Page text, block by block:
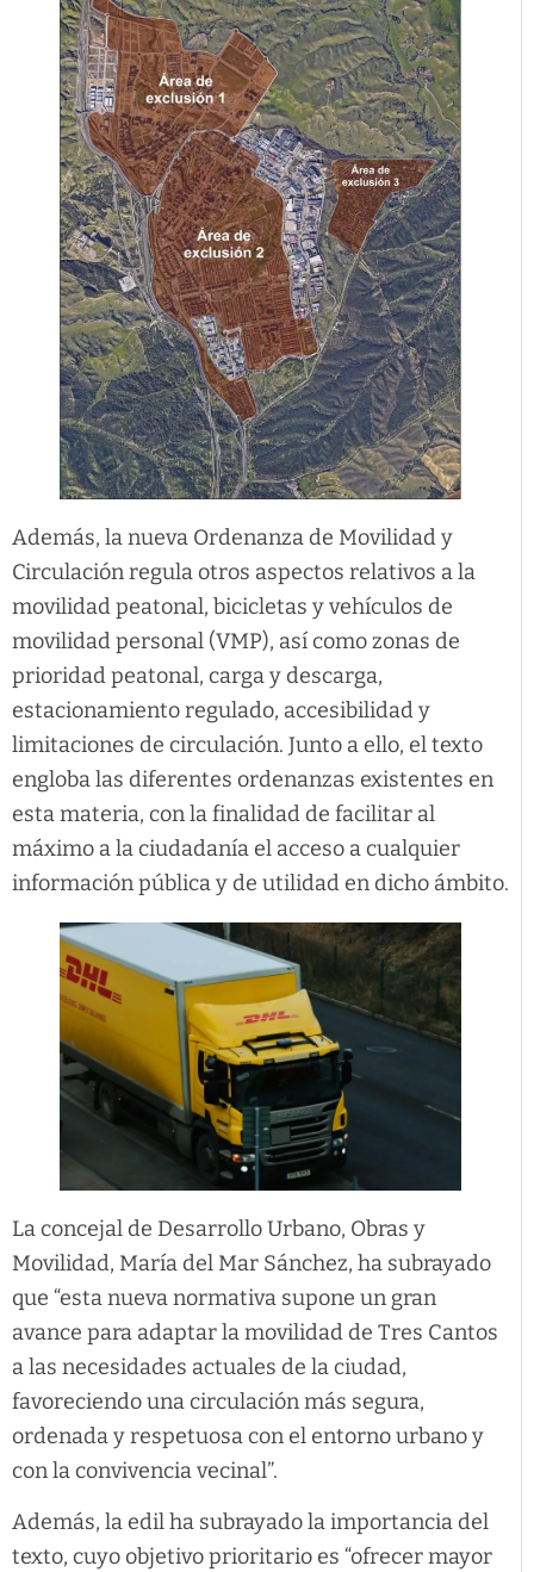
Además, la nueva Ordenanza de Movilidad y
Circulación regula otros aspectos relativos a la
movilidad peatonal, bicicletas y vehículos de
movilidad personal (VMP), así como zonas de
prioridad peatonal, carga y descarga,
estacionamiento regulado, accesibilidad y
limitaciones de circulación. Junto a ello, el texto
engloba las diferentes ordenanzas existentes en
esta materia, con la finalidad de facilitar al
máximo a la ciudadanía el acceso a cualquier
información pública y de utilidad en dicho ámbito.
La concejal de Desarrollo Urbano, Obras y
Movilidad, María del Mar Sánchez, ha subrayado
que “esta nueva normativa supone un gran
avance para adaptar la movilidad de Tres Cantos
a las necesidades actuales de la ciudad,
favoreciendo una circulación más segura,
ordenada y respetuosa con el entorno urbano y
con la convivencia vecinal”.
Además, la edil ha subrayado la importancia del
texto, cuyo objetivo prioritario es “ofrecer mayor